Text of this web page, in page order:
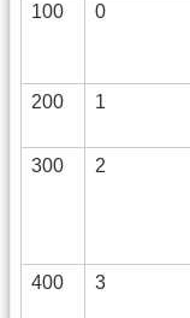
100
0
200 1
300 2
400 3